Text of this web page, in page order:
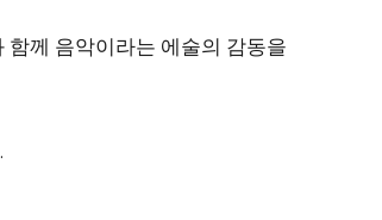
께 음악이라는 에술의 감동을